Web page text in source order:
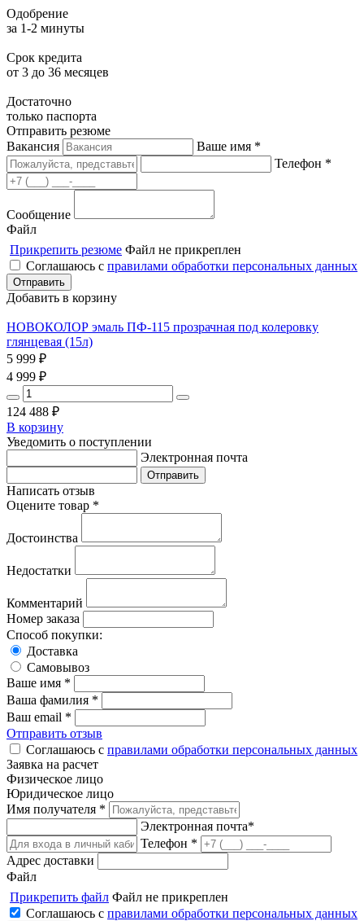
Одобрение
за 1-2 минуты
Срок кредита
от 3 до 36 месяцев
Достаточно
только паспорта
Отправить резюме
Вакансия
Ваше имя *
Телефон *
Сообщение
Файл
Прикрепить резюме Файл не прикреплен
Соглашаюсь с правилами обработки персональных данных
Добавить в корзину
НОВОКОЛОР эмаль ПФ-115 прозрачная под колеровку
глянцевая (15л)
5 999 ₽
4 999 ₽
124 488 ₽
В корзину
Уведомить о поступлении
Электронная почта
Написать отзыв
Оцените товар *
Достоинства
Недостатки
Комментарий
Номер заказа
Способ покупки:
Доставка
Самовывоз
Ваше имя *
Ваша фамилия *
Ваш email *
Отправить отзыв
Соглашаюсь с правилами обработки персональных данных
Заявка на расчет
Физическое лицо
Юридическое лицо
Имя получателя *
Электронная почта*
Телефон *
Адрес доставки
Файл
Прикрепить файл Файл не прикреплен
Соглашаюсь с правилами обработки персональных данных